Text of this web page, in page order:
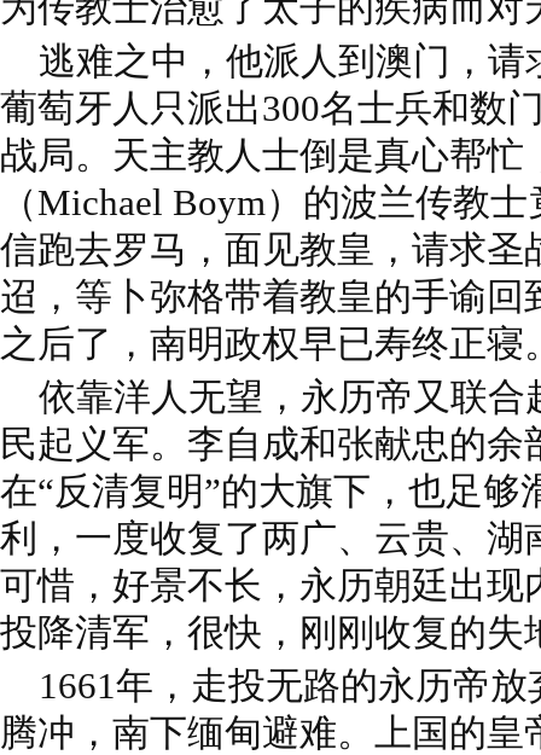
逃难之中，他派人到澳门，请
葡萄牙人只派出300名士兵和数
战局。天主教人士倒是真心帮忙
（Michael Boym）的波兰传教
信跑去罗马，面见教皇，请求圣
迢，等卜弥格带着教皇的手谕回
之后了，南明政权早已寿终正寝
依靠洋人无望，永历帝又联合
民起义军。李自成和张献忠的
在“反清复明”的大旗下，也足够
利，一度收复了两广、云贵、湖
可惜，好景不长，永历朝廷出现
投降清军，很快，刚刚收复的失
1661年，走投无路的永历帝
腾冲，南下缅甸避难。上国的